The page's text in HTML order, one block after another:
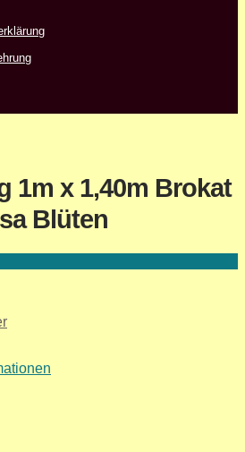
1m x 1,40m Brokat
Blüten